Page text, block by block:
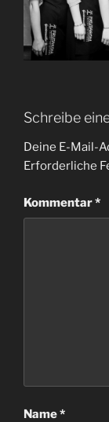
Schreibe
Deine E-Mail-
Erforderliche
Kommentar*
Name*